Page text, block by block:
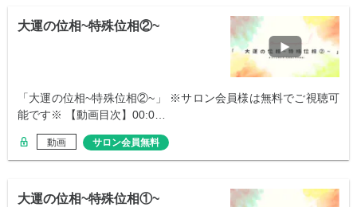
大運の位相~特殊位相②~
「大運の位相~特殊位相②~」 ※サロン会員様は無料でご視聴可
能です※ 【動画目次】00:0…
動画 サロン会員無料
大運の位相~特殊位相①~